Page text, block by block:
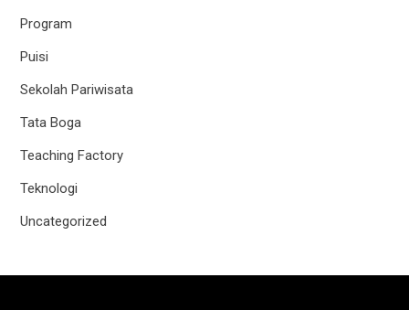
Program
Puisi
Sekolah Pariwisata
Tata Boga
Teaching Factory
Teknologi
Uncategorized